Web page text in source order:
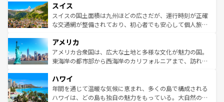
れる地方に足を運ぶとそれぞれで全く異なる文化を体験で
きるだろう。 なお、新着のフランス情報はコンテンツ一覧
を参照してほしい。
は、お酒好きな人にはぜひ体験してほしい。 なお、新着の
ドイツ情報はコンテンツ一覧を参照してほしい。
リアごとに異なる魅力がある。また、優雅なアフタヌーン
ティー、ビール好きにはたまらない英国パブ、サッカー観
戦など、本場だからこそできる体験も豊富。イギリスを旅
ンツ一覧を参照してほしい。
スイス
スイスの国土面積は九州ほどの広さだが、運行時刻が正確
な交通網が整備されており、初心者でも安心して個人旅行
の建物がそのまま残る町や、スイスならではのユニークな
博物館もあり、アルプス観光だけでなく町歩きも満喫する
ことができる。国民の所得が高いため物価も高いが、旅行
ば市内交通費無料で観光を楽しむこともできる。 なお、新
着のスイス情報はコンテンツ一覧 を参照してほしい。
アメリカ
アメリカ合衆国は、広大な土地と多様な文化が魅力の国。
東海岸の都市部から西海岸のカリフォルニアまで、訪れる
のような巨大都市は、観光、ショッピング、エンターテイ
ンメントが詰まった刺激的なスポットだ。一方、アメリカ
西部には大自然が広がり、グランドキャニオンやイエロー
ハワイ
年間を通じて温暖な気候に恵まれ、多くの島で構成される
ハワイは、どの島も独自の魅力をもっている。大自然の神